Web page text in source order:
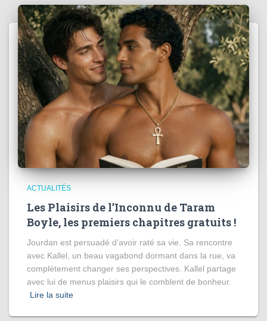
ACTUALITÉS
Les Plaisirs de l’Inconnu de Taram
Boyle, les premiers chapitres gratuits !
Jourdan est persuadé d’avoir raté sa vie. Sa rencontre
avec Kallel, un beau vagabond dormant dans la rue, va
complètement changer ses perspectives. Kallel partage
avec lui de menus plaisirs qui le comblent de bonheur.
Lire la suite